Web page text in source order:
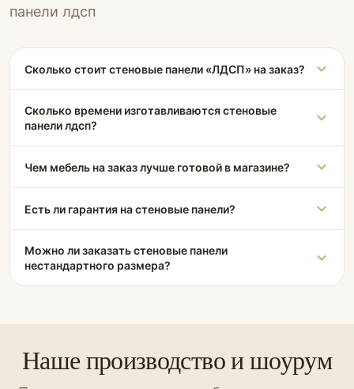
панели лдсп
Сколько стоит стеновые панели «ЛДСП» на заказ?
Сколько времени изготавливаются стеновые
панели лдсп?
Чем мебель на заказ лучше готовой в магазине?
Есть ли гарантия на стеновые панели?
Можно ли заказать стеновые панели
нестандартного размера?
Наше производство и шоурум